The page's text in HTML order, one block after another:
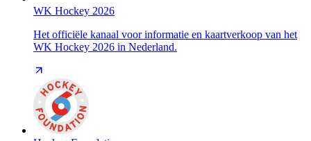
WK Hockey 2026
Het officiële kanaal voor informatie en kaartverkoop van het
WK Hockey 2026 in Nederland.